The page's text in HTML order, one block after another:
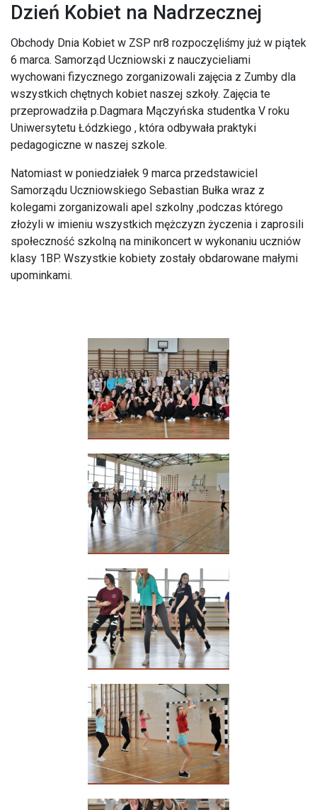
Dzień Kobiet na Nadrzecznej
Obchody Dnia Kobiet w ZSP nr8 rozpoczęliśmy już w piątek
6 marca. Samorząd Uczniowski z nauczycieliami
wychowani fizycznego zorganizowali zajęcia z Zumby dla
wszystkich chętnych kobiet naszej szkoły. Zajęcia te
przeprowadziła p.Dagmara Mączyńska studentka V roku
Uniwersytetu Łódzkiego , która odbywała praktyki
pedagogiczne w naszej szkole.
Natomiast w poniedziałek 9 marca przedstawiciel
Samorządu Uczniowskiego Sebastian Bułka wraz z
kolegami zorganizowali apel szkolny ,podczas którego
złożyli w imieniu wszystkich mężczyzn życzenia i zaprosili
społeczność szkolną na minikoncert w wykonaniu uczniów
klasy 1BP. Wszystkie kobiety zostały obdarowane małymi
upominkami.